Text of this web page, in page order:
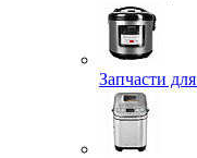
Запчасти